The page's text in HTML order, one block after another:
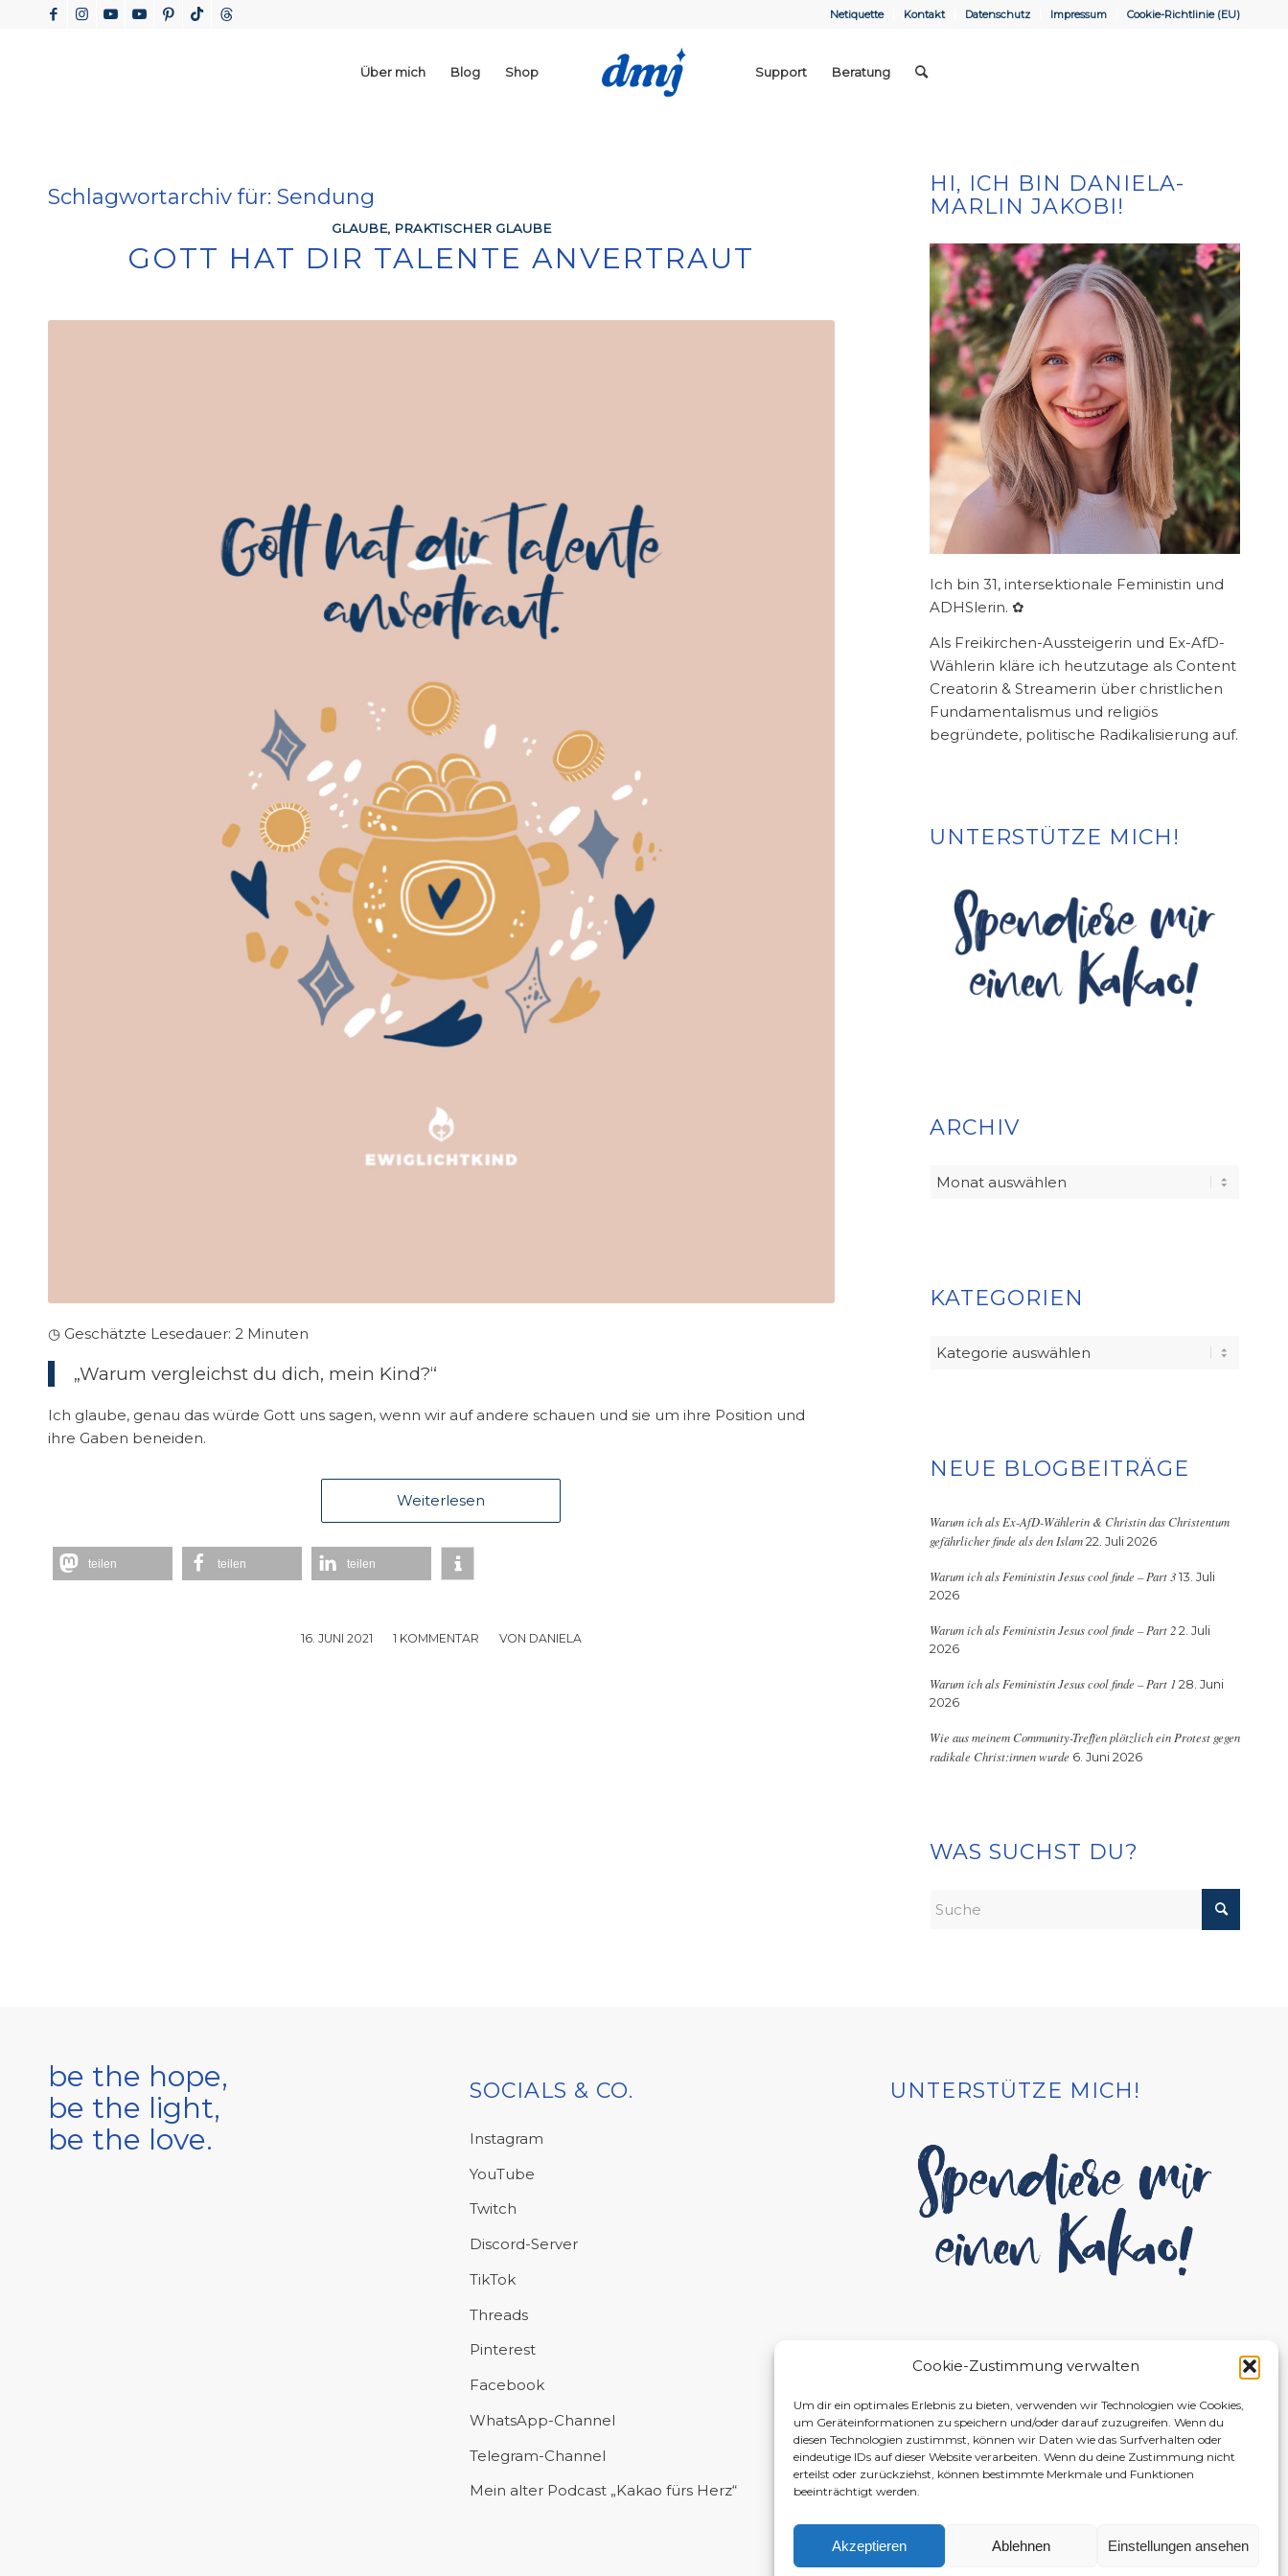
Cookie-Zustimmung verwalten
Um dir ein optimales Erlebnis zu bieten, verwenden wir Technologien wie Cookies,
um Geräteinformationen zu speichern und/oder darauf zuzugreifen. Wenn du
diesen Technologien zustimmst, können wir Daten wie das Surfverhalten oder
eindeutige IDs auf dieser Website verarbeiten. Wenn du deine Zustimmung nicht
erteilst oder zurückziehst, können bestimmte Merkmale und Funktionen
beeinträchtigt werden.
Akzeptieren Ablehnen Einstellungen ansehen
Netiquette Kontakt Datenschutz Impressum Cookie-Richtlinie (EU)
Über mich Blog Shop Support Beratung
Schlagwortarchiv für: Sendung
GLAUBE, PRAKTISCHER GLAUBE
GOTT HAT DIR TALENTE ANVERTRAUT
◷ Geschätzte Lesedauer: 2 Minuten
„Warum vergleichst du dich, mein Kind?“
Ich glaube, genau das würde Gott uns sagen, wenn wir auf andere schauen und sie um ihre Position und
ihre Gaben beneiden.
Weiterlesen
teilen teilen teilen
16. JUNI 2021
/ 1 KOMMENTAR
/ VON DANIELA
HI, ICH BIN DANIELA-
MARLIN JAKOBI!
Ich bin 31, intersektionale Feministin und
ADHSlerin. ✿
Als Freikirchen-Aussteigerin und Ex-AfD-
Wählerin kläre ich heutzutage als Content
Creatorin & Streamerin über christlichen
Fundamentalismus und religiös
begründete, politische Radikalisierung auf.
UNTERSTÜTZE MICH!
ARCHIV
KATEGORIEN
Kategorien
NEUE BLOGBEITRÄGE
Warum ich als Ex-AfD-Wählerin & Christin das Christentum
gefährlicher finde als den Islam 22. Juli 2026
Warum ich als Feministin Jesus cool finde – Part 3 13. Juli
2026
Warum ich als Feministin Jesus cool finde – Part 2 2. Juli
2026
Warum ich als Feministin Jesus cool finde – Part 1 28. Juni
2026
Wie aus meinem Community-Treffen plötzlich ein Protest gegen
radikale Christ:innen wurde 6. Juni 2026
WAS SUCHST DU?
be the hope,
be the light,
be the love.
SOCIALS & CO.
Instagram
YouTube
Twitch
Discord-Server
TikTok
Threads
Pinterest
Facebook
WhatsApp-Channel
Telegram-Channel
Mein alter Podcast „Kakao fürs Herz“
UNTERSTÜTZE MICH!